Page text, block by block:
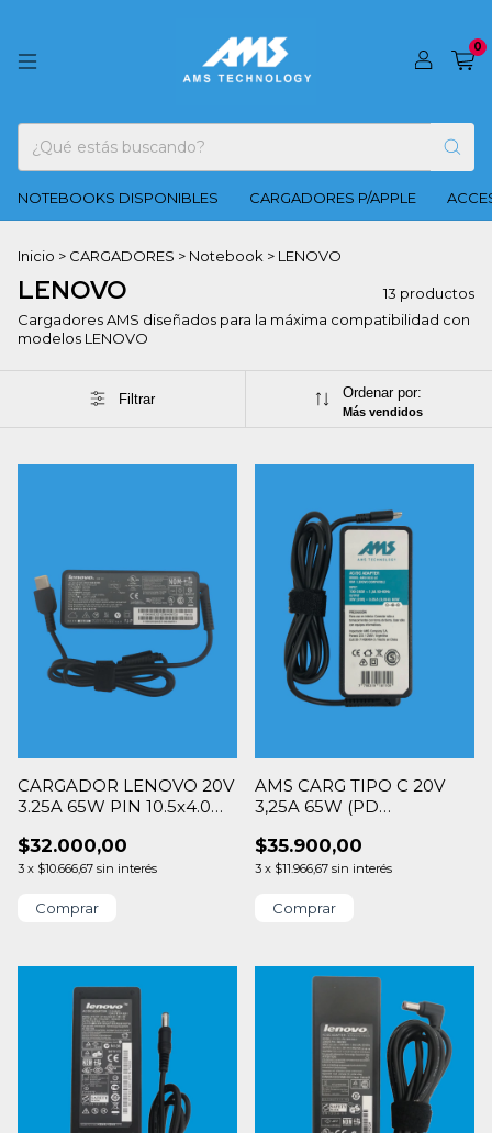
0
NOTEBOOKS DISPONIBLES CARGADORES P/APPLE
Inicio > CARGADORES > Notebook > LENOVO
LENOVO
13 productos
Cargadores AMS diseñados para la máxima compatibilidad con
modelos LENOVO
Filtrar Ordenar por:
Más vendidos
CARGADOR LENOVO 20V
3.25A 65W PIN 10.5x4.0
$32.000,00
3 x $10.666,67 sin interés
AMS CARG TIPO C 20V
3,25A 65W (PD
$35.900,00
3 x $11.966,67 sin interés